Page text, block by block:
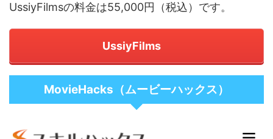
UssiyFilmsの料金は55,000円（税込）です。
UssiyFilms
MovieHacks（ムービーハックス）